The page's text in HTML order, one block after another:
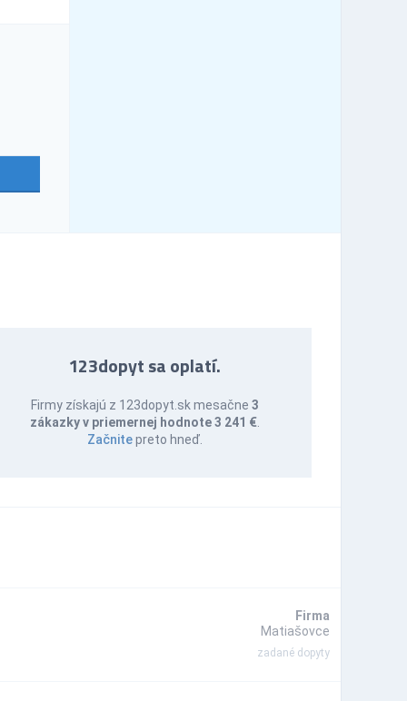
123dopyt sa oplatí.
Firmy získajú z 123dopyt.sk mesačne 3
zákazky v priemernej hodnote 3 241 €.
Začnitepreto hneď.
Firma
Matiašovce
zadané dopyty